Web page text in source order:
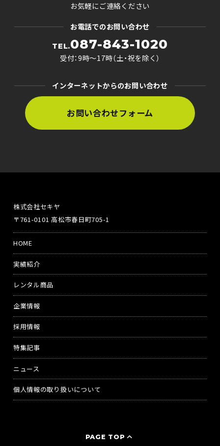
お気軽にご連絡ください
お電話でのお問い合わせ
TEL.087-843-1020
受付：9時〜17時（土・祝を除く）
インターネットからのお問い合わせ
お問い合わせフォーム
株式会社セキヤ
〒761-0101 高松市春日町705-1
HOME
実績紹介
レンタル商品
企業情報
採用情報
特集記事
ニュース
個人情報の取り扱いについて
PAGE TOP